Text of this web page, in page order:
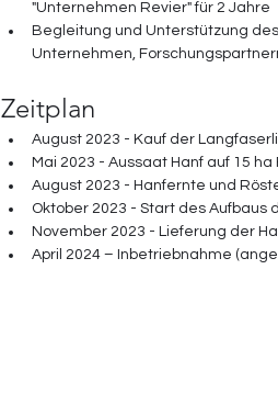
"Unternehmen Revier" für 2 Jahre
Begleitung und Unterstützung
Unternehmen,
Zeitplan ​​​
August 2023 - Kauf der
Mai 2023 - Aussaat Hanf auf 15
August 2023 - Hanfernte und
Oktober 2023 - Start des Aufbaus
November 2023 - Lieferung der
April 2024 – Inbetriebnahme